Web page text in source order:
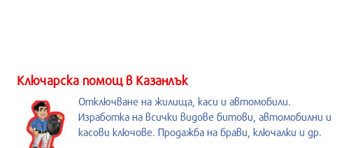
Kлючарска помощ в Казанлък
Отключване на жилища, каси и автомобили.
Изработка на всички видове битови, автомобилни и
касови ключове. Продажба на брави, ключалки и др.